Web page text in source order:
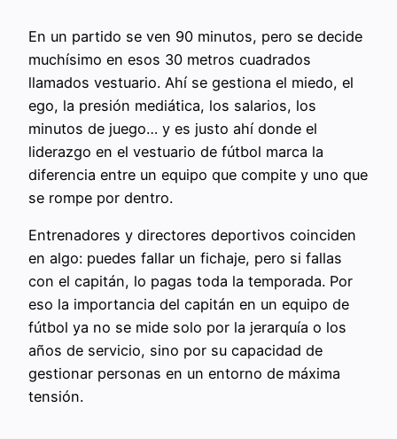
En un partido se ven 90 minutos, pero se decide
muchísimo en esos 30 metros cuadrados
llamados vestuario. Ahí se gestiona el miedo, el
ego, la presión mediática, los salarios, los
minutos de juego… y es justo ahí donde el
liderazgo en el vestuario de fútbol marca la
diferencia entre un equipo que compite y uno que
se rompe por dentro.
Entrenadores y directores deportivos coinciden
en algo: puedes fallar un fichaje, pero si fallas
con el capitán, lo pagas toda la temporada. Por
eso la importancia del capitán en un equipo de
fútbol ya no se mide solo por la jerarquía o los
años de servicio, sino por su capacidad de
gestionar personas en un entorno de máxima
tensión.